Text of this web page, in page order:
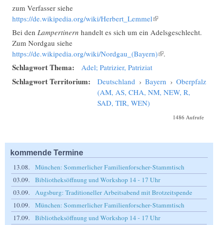
zum Verfasser siehe
https://de.wikipedia.org/wiki/Herbert_Lemmel(Link ist extern)
Bei den Lampertinern handelt es sich um ein Adelsgeschlecht.
Zum Nordgau siehe
https://de.wikipedia.org/wiki/Nordgau_(Bayern)(Link ist extern)
.
Schlagwort Thema: Adel; Patrizier, Patriziat
Schlagwort Territorium: Deutschland › Bayern › Oberpfalz
(AM, AS, CHA, NM, NEW, R,
SAD, TIR, WEN)
1486 Aufrufe
kommende Termine
13.08.
München: Sommerlicher Familienforscher-Stammtisch
03.09.
Bibliotheksöffnung und Workshop 14 - 17 Uhr
03.09.
Augsburg: Traditioneller Arbeitsabend mit Brotzeitspende
10.09.
München: Sommerlicher Familienforscher-Stammtisch
17.09.
Bibliotheksöffnung und Workshop 14 - 17 Uhr